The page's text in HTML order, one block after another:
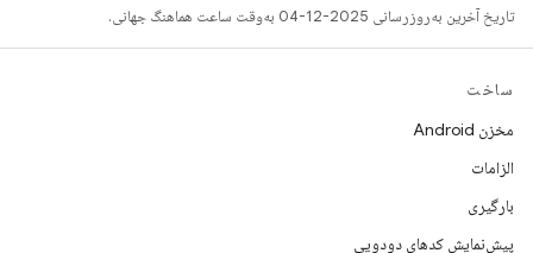
تاریخ آخرین به‌روزرسانی 2025-12-04 به‌وقت ساعت هماهنگ جهانی.
ساخت
مخزن Android
الزامات
بارگیری
پیش‌نمایش کدهای دودویی